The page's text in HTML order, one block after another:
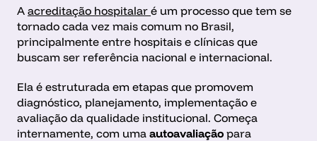
A acreditação hospitalar é um processo que tem se
tornado cada vez mais comum no Brasil,
principalmente entre hospitais e clínicas que
buscam ser referência nacional e internacional.
Ela é estruturada em etapas que promovem
diagnóstico, planejamento, implementação e
avaliação da qualidade institucional. Começa
internamente, com uma autoavaliação para